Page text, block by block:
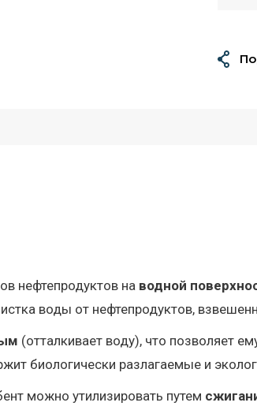
нефтепродуктов на водной
воды от нефтепродуктов,
(отталкивает воду), что позволяет
биологически разлагаемые и
можно утилизировать путем